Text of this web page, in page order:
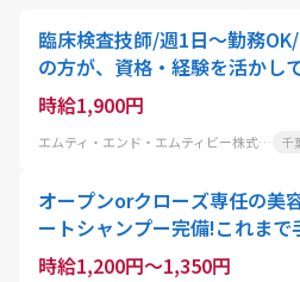
臨床検査技師/週1日～勤務
の方が、資格・経験を活かし
家事や育児と両立したい方にお
時給1,900円
エムティ・エンド・エムティビー株式会社 千
オープンorクローズ専任の美
ートシャンプー完備!これま
の美容師さんにも大好評
時給1,200円～1,350円